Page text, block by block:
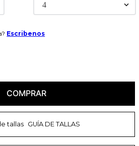
4
Escribenos
COMPRAR
GUÍA DE TALLAS